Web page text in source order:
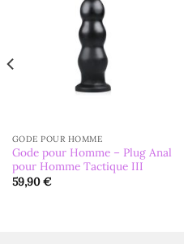
GODE POUR HOMME
Gode pour Homme – Plug Anal
pour Homme Tactique III
59,90€